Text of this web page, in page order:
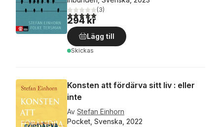
5,0utav 5 stjärnor. Totalt antal röster:
(3)
294 kr
Lägg till
Skickas
Konsten att fördärva sitt liv : eller
inte
Av Stefan Einhorn
Pocket, Svenska, 2022